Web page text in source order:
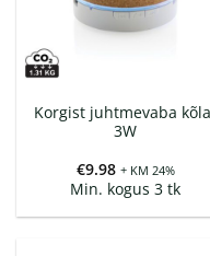
Korgist juhtmevaba
3W
€9.98 + KM 24%
Min. kogus 3 tk